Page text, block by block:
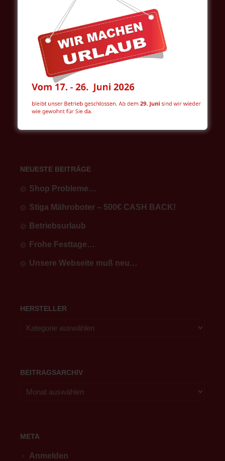
WordPress.org
Intranet
WOL
NEUESTE BEITRÄGE
Shop Probleme…
Stiga Mähroboter – 500€ CASH BACK!
Betriebsurlaub
Frohe Festtage…
Unsere Webseite muß neu…
HERSTELLER
BEITRAGSARCHIV
META
Anmelden